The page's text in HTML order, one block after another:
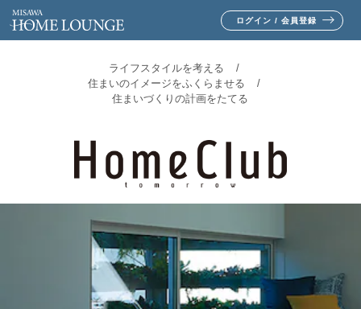
ログイン / 会員登録
ライフスタイルを考える
住まいのイメージをふくらませる
住まいづくりの計画をたてる